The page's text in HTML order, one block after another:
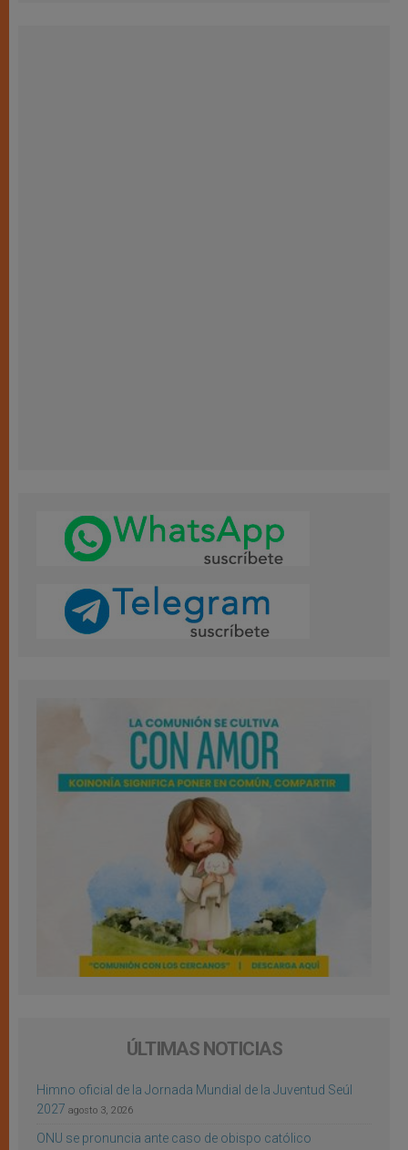
ÚLTIMAS NOTICIAS
Himno oficial de la Jornada Mundial de la Juventud Seúl
2027 agosto 3, 2026
ONU se pronuncia ante caso de obispo católico